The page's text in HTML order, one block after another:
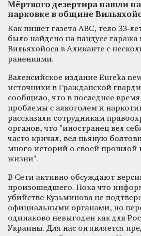
Мёртвого дезертира нашли
парковке в общине
Как пишет газета ABC, тело 33-
было найдено на пандусе гаража
Вильяхойоса в Аликанте с
ранениями.
Валенсийское издание Eureka
источники в Гражданской
сообщило, что в последнее
проблемы с алкоголем и
рассказали сотрудникам
органов, что "иностранец вел
часто кричал, вел пьяную
много историй о своей прошлой
жизни".
В Сети активно обсуждают
произошедшего. Пока что
убийстве Кузьминова не
официальными органами, но
одинаково невыгоден как для
Украины. Для нас он является